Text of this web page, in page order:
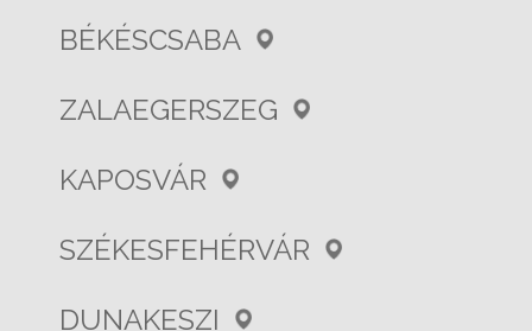
BÉKÉSCSABA
ZALAEGERSZEG
KAPOSVÁR
SZÉKESFEHÉRVÁR
DUNAKESZI